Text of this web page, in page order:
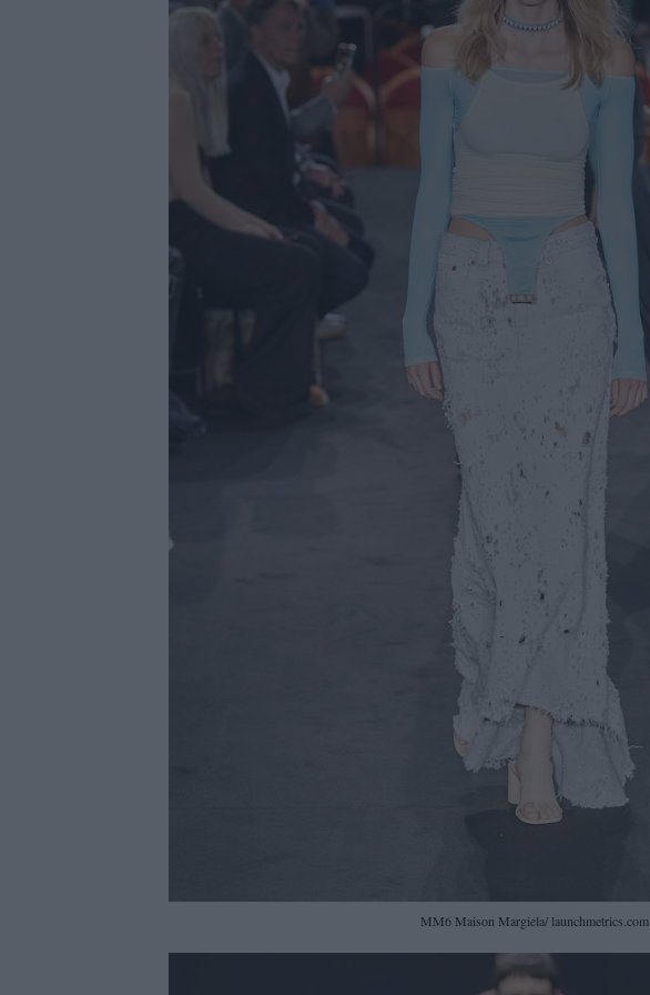
MM6 Maison Margiela/ launchmetrics.com